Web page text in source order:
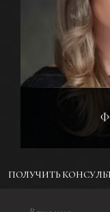
ПОЛУЧИТЬ